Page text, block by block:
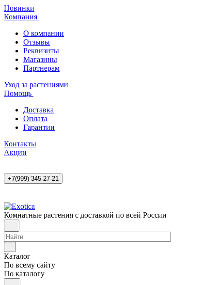
Новинки
Компания
О компании
Отзывы
Реквизиты
Магазины
Партнерам
Уход за растениями
Помощь
Доставка
Оплата
Гарантии
Контакты
Акции
+7(999) 345-27-21
Комнатные растения с доставкой по всей России
Каталог
По всему сайту
По каталогу